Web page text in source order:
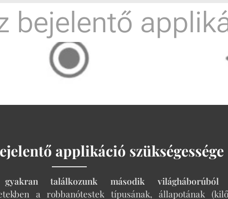
bejelentő
applikáció szükségessége
találkozunk második világháborúból
a robbanótestek típusának, állapotának